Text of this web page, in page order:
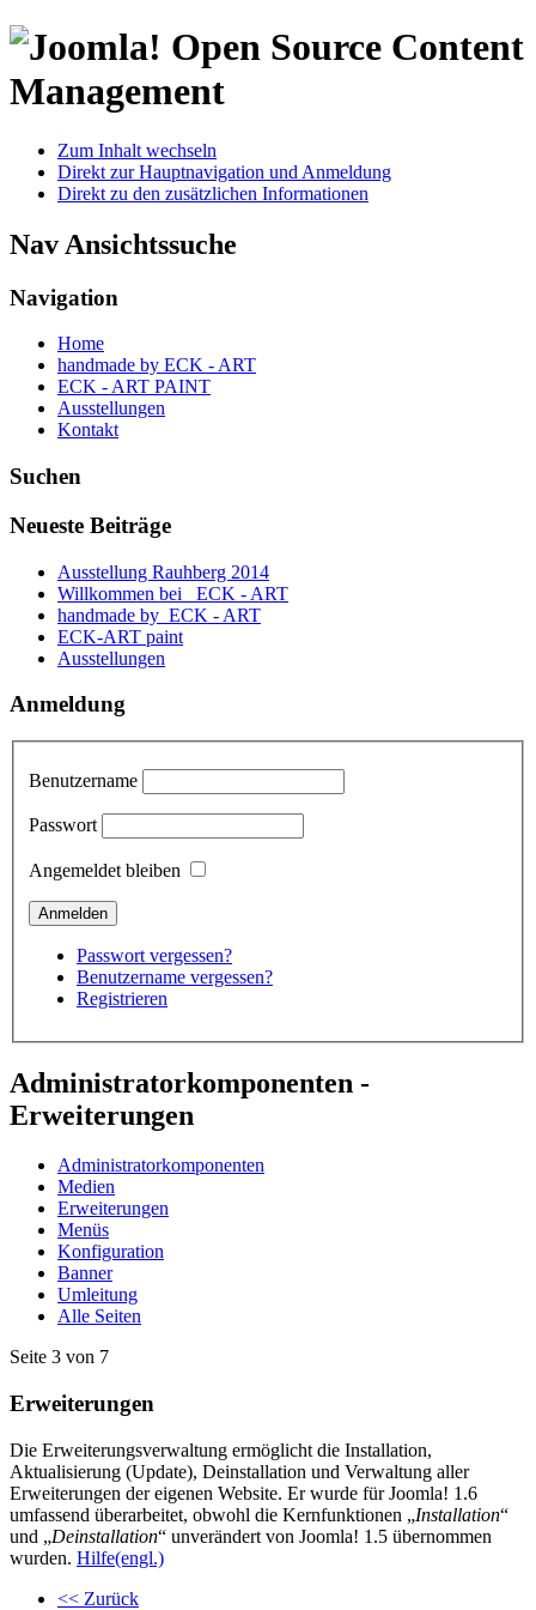
Open Source Content
Management
Zum Inhalt wechseln
Direkt zur Hauptnavigation und Anmeldung
Direkt zu den zusätzlichen Informationen
Nav Ansichtssuche
Navigation
Home
handmade by ECK - ART
ECK - ART PAINT
Ausstellungen
Kontakt
Suchen
Neueste Beiträge
Ausstellung Rauhberg 2014
Willkommen bei ECK - ART
handmade by ECK - ART
ECK-ART paint
Ausstellungen
Anmeldung
Benutzername
Passwort
Angemeldet bleiben
Passwort vergessen?
Benutzername vergessen?
Registrieren
Administratorkomponenten -
Erweiterungen
Administratorkomponenten
Medien
Erweiterungen
Menüs
Konfiguration
Banner
Umleitung
Alle Seiten
Seite 3 von 7
Erweiterungen
Die Erweiterungsverwaltung ermöglicht die Installation,
Aktualisierung (Update), Deinstallation und Verwaltung aller
Erweiterungen der eigenen Website. Er wurde für Joomla! 1.6
umfassend überarbeitet, obwohl die Kernfunktionen „Installation“
und „Deinstallation“ unverändert von Joomla! 1.5 übernommen
wurden. Hilfe(engl.)
<< Zurück